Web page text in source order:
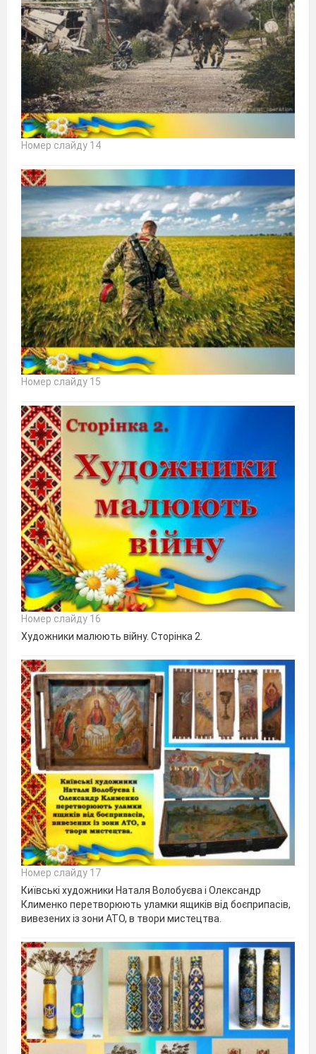
Номер слайду 14
Номер слайду 15
Номер слайду 16
Художники малюють війну. Сторінка 2.
Номер слайду 17
Київські художники Наталя Волобуєва і Олександр
Клименко перетворюють уламки ящиків від боєприпасів,
вивезених із зони АТО, в твори мистецтва.